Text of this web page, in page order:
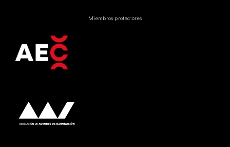
Miembros protectores